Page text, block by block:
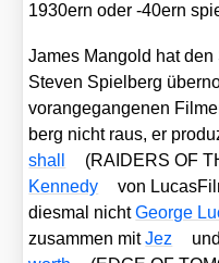
1930ern oder ‑40ern
James Man­gold hat
Ste­ven Spiel­berg
vor­an­ge­gan­ge­nen
berg nicht raus, er
shall
(RAIDERS OF
Ken­ne­dy
von
dies­mal nichtGeor­ge
zusam­men mitJez